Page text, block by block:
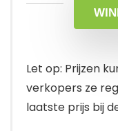
Let op: Prijzen
verkopers ze
laatste prijs bij